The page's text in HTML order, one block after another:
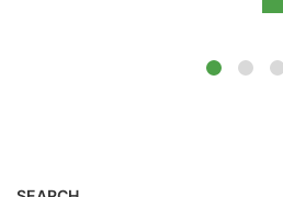
SEARCH